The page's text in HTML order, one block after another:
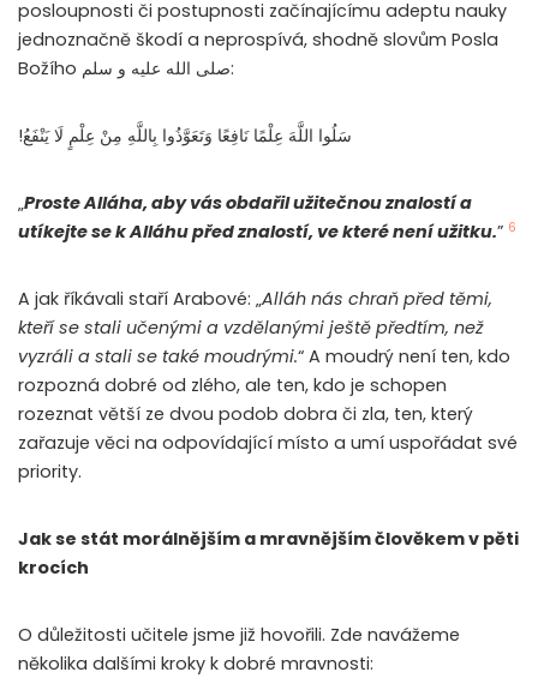
posloupnosti či postupnosti začínajícímu adeptu nauky
jednoznačně škodí a neprospívá, shodně slovům Posla
Božího صلى الله عليه و سلم:
!سَلُوا اللَّهَ عِلْمًا نَافِعًا وَتَعَوَّذُوا بِاللَّهِ مِنْ عِلْمٍ لَا يَنْفَعُ
„Proste Alláha, aby vás obdařil užitečnou znalostí a
utíkejte se k Alláhu před znalostí, ve které není užitku.” 6
A jak říkávali staří Arabové: „Alláh nás chraň před těmi,
kteří se stali učenými a vzdělanými ještě předtím, než
vyzráli a stali se také moudrými.“ A moudrý není ten, kdo
rozpozná dobré od zlého, ale ten, kdo je schopen
rozeznat větší ze dvou podob dobra či zla, ten, který
zařazuje věci na odpovídající místo a umí uspořádat své
priority.
Jak se stát morálnějším a mravnějším člověkem v pěti
krocích
O důležitosti učitele jsme již hovořili. Zde navážeme
několika dalšími kroky k dobré mravnosti: